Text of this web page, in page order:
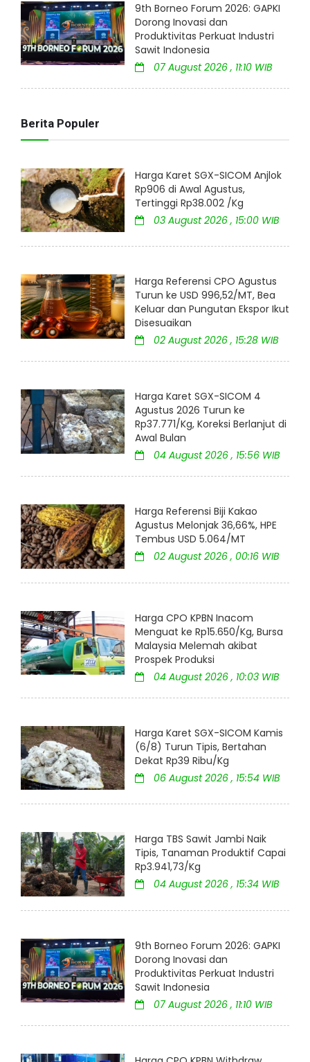
9th Borneo Forum 2026: GAPKI
Dorong Inovasi dan
Produktivitas Perkuat Industri
Sawit Indonesia
07 August 2026 , 11:10 WIB
Berita Populer
Harga Karet SGX-SICOM Anjlok
Rp906 di Awal Agustus,
Tertinggi Rp38.002 /Kg
03 August 2026 , 15:00 WIB
Harga Referensi CPO Agustus
Turun ke USD 996,52/MT, Bea
Keluar dan Pungutan Ekspor Ikut
Disesuaikan
02 August 2026 , 15:28 WIB
Harga Karet SGX-SICOM 4
Agustus 2026 Turun ke
Rp37.771/Kg, Koreksi Berlanjut di
Awal Bulan
04 August 2026 , 15:56 WIB
Harga Referensi Biji Kakao
Agustus Melonjak 36,66%, HPE
Tembus USD 5.064/MT
02 August 2026 , 00:16 WIB
Harga CPO KPBN Inacom
Menguat ke Rp15.650/Kg, Bursa
Malaysia Melemah akibat
Prospek Produksi
04 August 2026 , 10:03 WIB
Harga Karet SGX-SICOM Kamis
(6/8) Turun Tipis, Bertahan
Dekat Rp39 Ribu/Kg
06 August 2026 , 15:54 WIB
Harga TBS Sawit Jambi Naik
Tipis, Tanaman Produktif Capai
Rp3.941,73/Kg
04 August 2026 , 15:34 WIB
9th Borneo Forum 2026: GAPKI
Dorong Inovasi dan
Produktivitas Perkuat Industri
Sawit Indonesia
07 August 2026 , 11:10 WIB